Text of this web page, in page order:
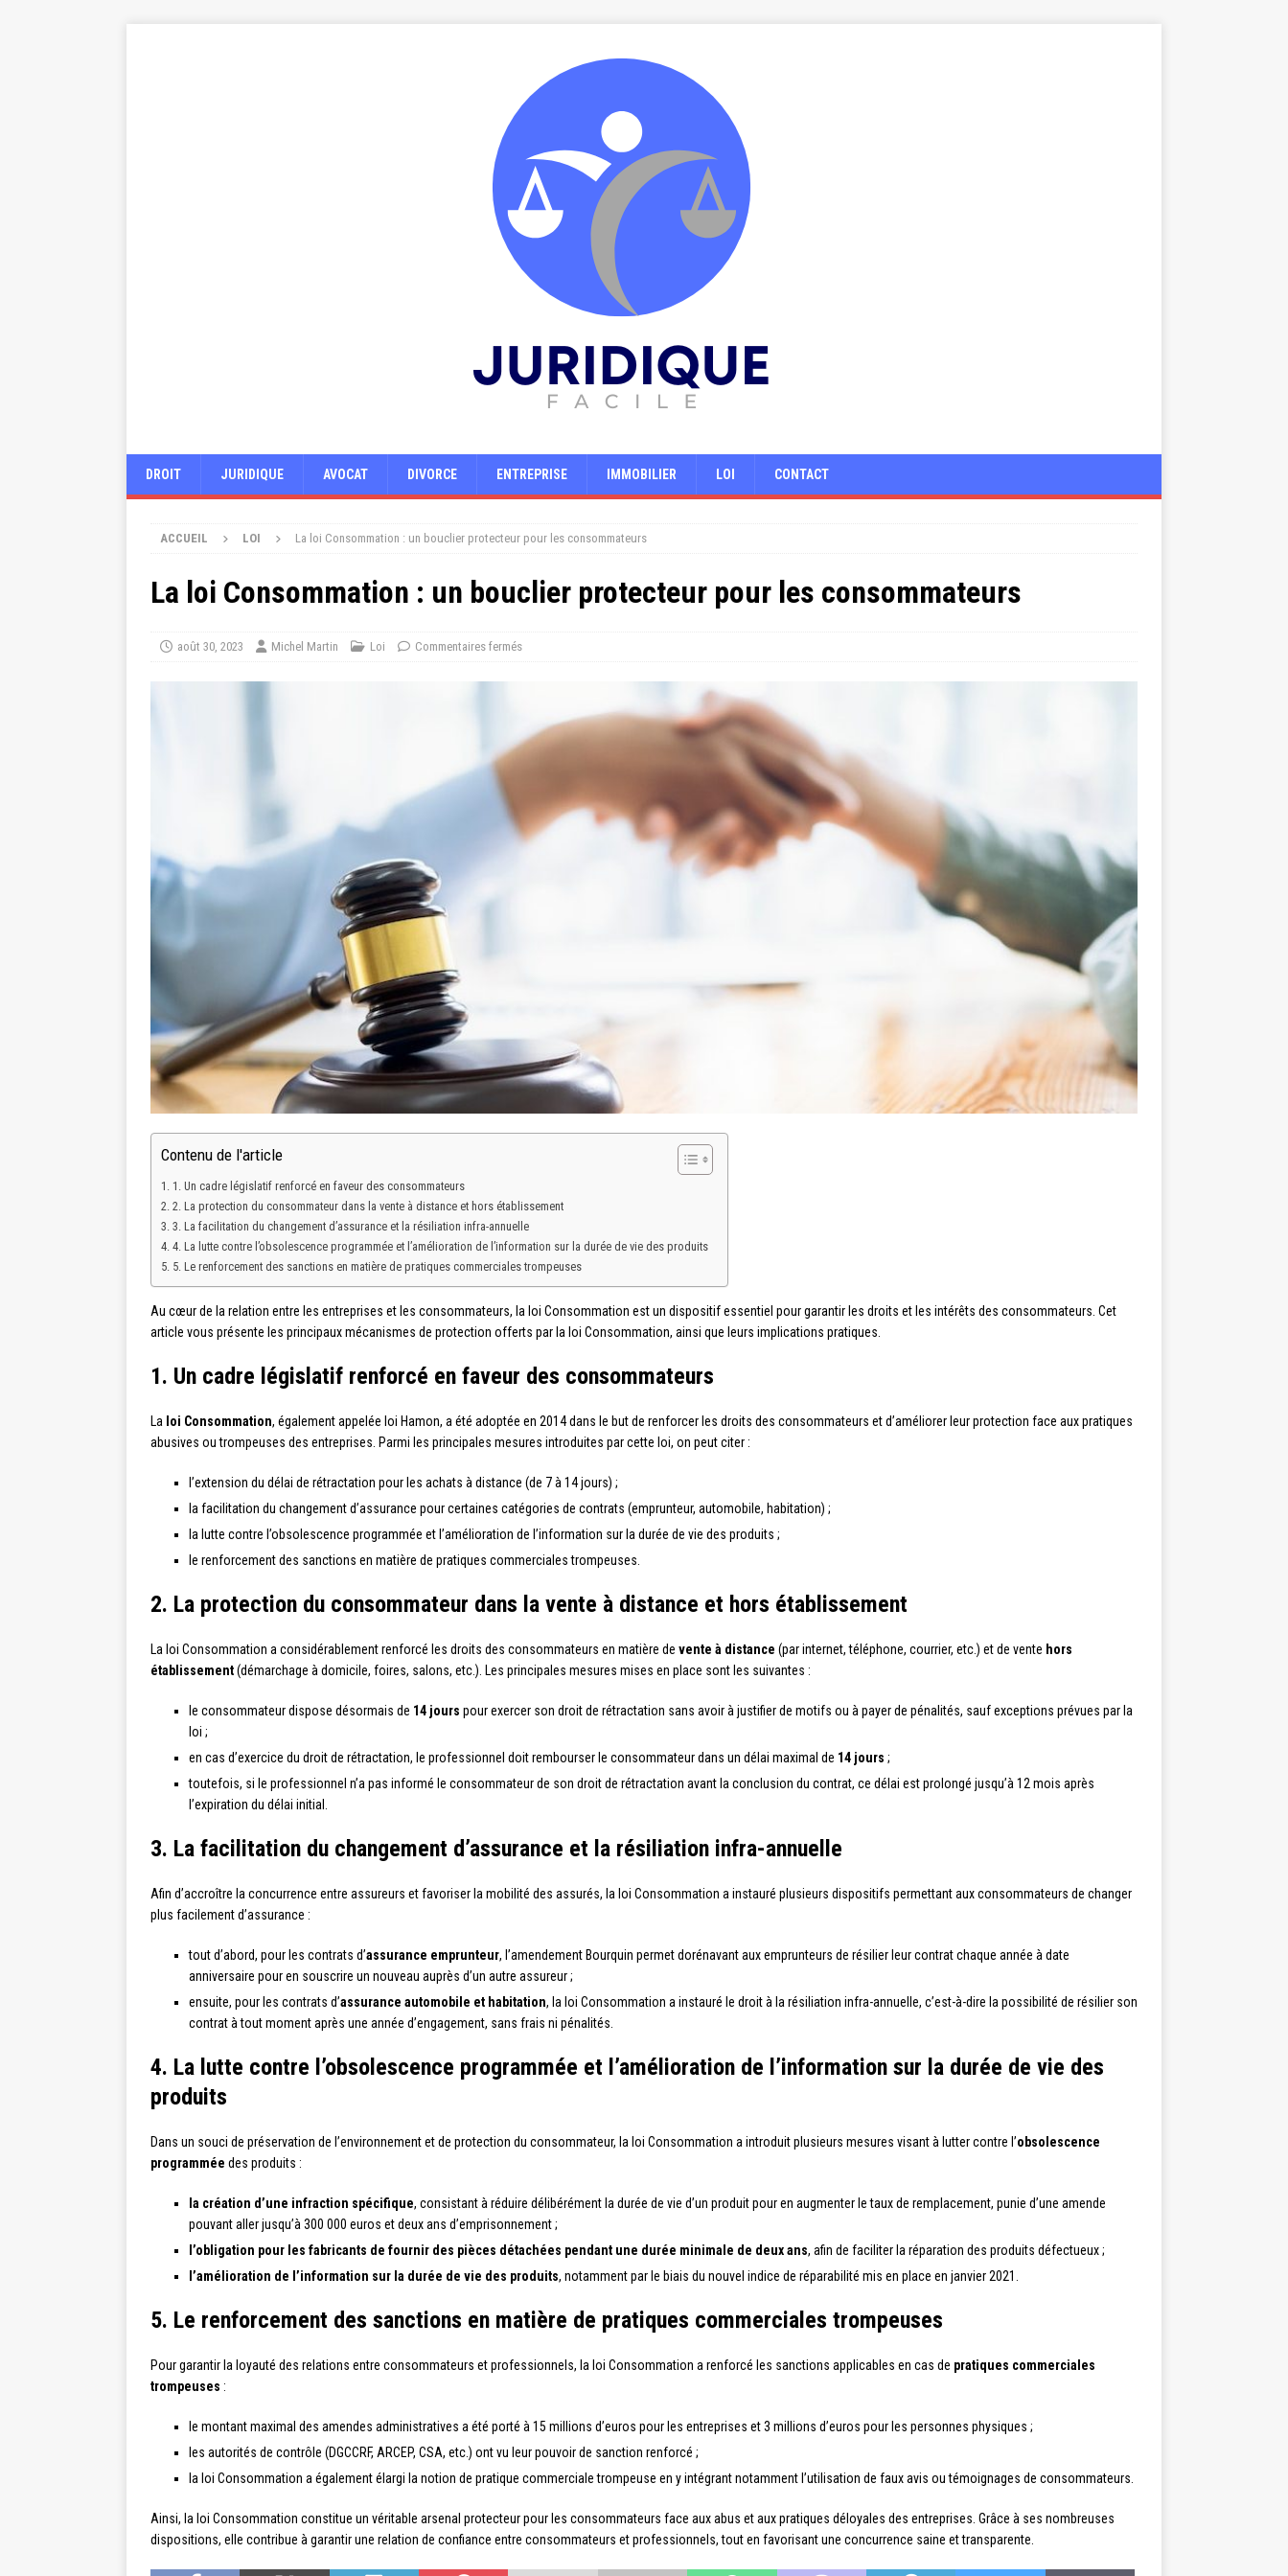
DROIT JURIDIQUE AVOCAT DIVORCE ENTREPRISE IMMOBILIER LOI CONTACT
ACCUEIL LOI La loi Consommation : un bouclier protecteur pour les consommateurs
La loi Consommation : un bouclier protecteur pour les consommateurs
août 30, 2023 Michel Martin Loi Commentaires fermés
Contenu de l'article
1. Un cadre législatif renforcé en faveur des consommateurs
2. La protection du consommateur dans la vente à distance et hors établissement
3. La facilitation du changement d’assurance et la résiliation infra-annuelle
4. La lutte contre l’obsolescence programmée et l’amélioration de l’information sur la durée de vie des produits
5. Le renforcement des sanctions en matière de pratiques commerciales trompeuses
Au cœur de la relation entre les entreprises et les consommateurs, la loi Consommation est un dispositif essentiel pour garantir les droits et les intérêts des consommateurs. Cet
article vous présente les principaux mécanismes de protection offerts par la loi Consommation, ainsi que leurs implications pratiques.
1. Un cadre législatif renforcé en faveur des consommateurs
La loi Consommation, également appelée loi Hamon, a été adoptée en 2014 dans le but de renforcer les droits des consommateurs et d’améliorer leur protection face aux pratiques
abusives ou trompeuses des entreprises. Parmi les principales mesures introduites par cette loi, on peut citer :
l’extension du délai de rétractation pour les achats à distance (de 7 à 14 jours) ;
la facilitation du changement d’assurance pour certaines catégories de contrats (emprunteur, automobile, habitation) ;
la lutte contre l’obsolescence programmée et l’amélioration de l’information sur la durée de vie des produits ;
le renforcement des sanctions en matière de pratiques commerciales trompeuses.
2. La protection du consommateur dans la vente à distance et hors établissement
La loi Consommation a considérablement renforcé les droits des consommateurs en matière de vente à distance (par internet, téléphone, courrier, etc.) et de vente hors
établissement(démarchage à domicile, foires, salons, etc.). Les principales mesures mises en place sont les suivantes :
le consommateur dispose désormais de 14 jours pour exercer son droit de rétractation sans avoir à justifier de motifs ou à payer de pénalités, sauf exceptions prévues par la
loi ;
en cas d’exercice du droit de rétractation, le professionnel doit rembourser le consommateur dans un délai maximal de 14 jours ;
toutefois, si le professionnel n’a pas informé le consommateur de son droit de rétractation avant la conclusion du contrat, ce délai est prolongé jusqu’à 12 mois après
l’expiration du délai initial.
3. La facilitation du changement d’assurance et la résiliation infra-annuelle
Afin d’accroître la concurrence entre assureurs et favoriser la mobilité des assurés, la loi Consommation a instauré plusieurs dispositifs permettant aux consommateurs de changer
plus facilement d’assurance :
tout d’abord, pour les contrats d’assurance emprunteur, l’amendement Bourquin permet dorénavant aux emprunteurs de résilier leur contrat chaque année à date
anniversaire pour en souscrire un nouveau auprès d’un autre assureur ;
ensuite, pour les contrats d’assurance automobile et habitation, la loi Consommation a instauré le droit à la résiliation infra-annuelle, c’est-à-dire la possibilité de résilier son
contrat à tout moment après une année d’engagement, sans frais ni pénalités.
4. La lutte contre l’obsolescence programmée et l’amélioration de l’information sur la durée de vie des
produits
Dans un souci de préservation de l’environnement et de protection du consommateur, la loi Consommation a introduit plusieurs mesures visant à lutter contre l’obsolescence
programmée des produits :
la création d’une infraction spécifique, consistant à réduire délibérément la durée de vie d’un produit pour en augmenter le taux de remplacement, punie d’une amende
pouvant aller jusqu’à 300 000 euros et deux ans d’emprisonnement ;
l’obligation pour les fabricants de fournir des pièces détachées pendant une durée minimale de deux ans, afin de faciliter la réparation des produits défectueux ;
l’amélioration de l’information sur la durée de vie des produits, notamment par le biais du nouvel indice de réparabilité mis en place en janvier 2021.
5. Le renforcement des sanctions en matière de pratiques commerciales trompeuses
Pour garantir la loyauté des relations entre consommateurs et professionnels, la loi Consommation a renforcé les sanctions applicables en cas de pratiques commerciales
trompeuses :
le montant maximal des amendes administratives a été porté à 15 millions d’euros pour les entreprises et 3 millions d’euros pour les personnes physiques ;
les autorités de contrôle (DGCCRF, ARCEP, CSA, etc.) ont vu leur pouvoir de sanction renforcé ;
la loi Consommation a également élargi la notion de pratique commerciale trompeuse en y intégrant notamment l’utilisation de faux avis ou témoignages de consommateurs.
Ainsi, la loi Consommation constitue un véritable arsenal protecteur pour les consommateurs face aux abus et aux pratiques déloyales des entreprises. Grâce à ses nombreuses
dispositions, elle contribue à garantir une relation de confiance entre consommateurs et professionnels, tout en favorisant une concurrence saine et transparente.